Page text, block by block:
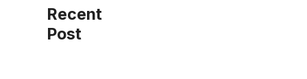
Recent
Post